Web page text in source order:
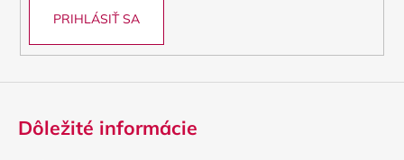
PRIHLÁSIŤ SA
Dôležité informácie